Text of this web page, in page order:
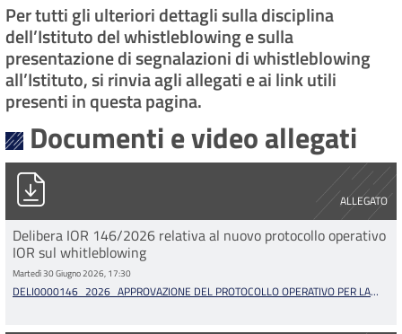
Per tutti gli ulteriori dettagli sulla disciplina
dell’Istituto del whistleblowing e sulla
presentazione di segnalazioni di whistleblowing
all’Istituto, si rinvia agli allegati e ai link utili
presenti in questa pagina.
Documenti e video allegati
ALLEGATO
DELI0000146_2026_APPROVAZIONE DEL PROTOCOLLO
Delibera IOR 146/2026 relativa al nuovo protocollo operativo
IOR sul whitleblowing
Martedì 30 Giugno 2026, 17:30
DELI0000146_2026_APPROVAZIONE DEL PROTOCOLLO OPERATIVO PER LA